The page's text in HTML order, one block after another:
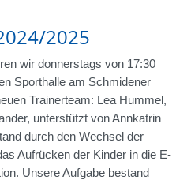
2025
wir donnerstags von 17:30
Sporthalle am Schmidener
Trainerteam: Lea Hummel,
unterstützt von Annkatrin
durch den Wechsel der
Aufrücken der Kinder in die E-
Unsere Aufgabe bestand